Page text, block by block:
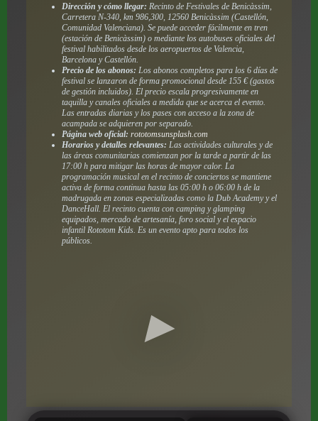
Dirección y cómo llegar: Recinto de Festivales de Benicàssim,
Carretera N-340, km 986,300, 12560 Benicàssim (Castellón,
Comunidad Valenciana). Se puede acceder fácilmente en tren
(estación de Benicàssim) o mediante los autobuses oficiales del
festival habilitados desde los aeropuertos de Valencia,
Barcelona y Castellón.
Precio de los abonos: Los abonos completos para los 6 días de
festival se lanzaron de forma promocional desde 155 € (gastos
de gestión incluidos). El precio escala progresivamente en
taquilla y canales oficiales a medida que se acerca el evento.
Las entradas diarias y los pases con acceso a la zona de
acampada se adquieren por separado.
Página web oficial: rototomsunsplash.com
Horarios y detalles relevantes: Las actividades culturales y de
las áreas comunitarias comienzan por la tarde a partir de las
17:00 h para mitigar las horas de mayor calor. La
programación musical en el recinto de conciertos se mantiene
activa de forma continua hasta las 05:00 h o 06:00 h de la
madrugada en zonas especializadas como la Dub Academy y el
DanceHall. El recinto cuenta con camping y glamping
equipados, mercado de artesanía, foro social y el espacio
infantil Rototom Kids. Es un evento apto para todos los
públicos.